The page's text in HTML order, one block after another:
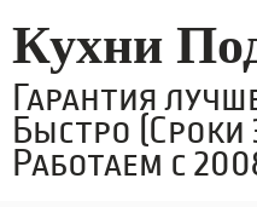
Кухни
Гарантия
Быстро (Сроки
Работаем с